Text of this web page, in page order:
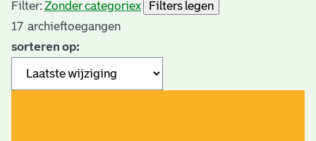
Filter: Zonder categoriex
Filters legen
17 archieftoegangen
sorteren op: